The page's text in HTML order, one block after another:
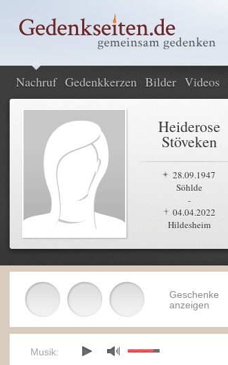
Nachruf Gedenkkerzen Bilder Videos
Heiderose
Stöveken
28.09.1947
Söhlde
-
04.04.2022
Hildesheim
Geschenke
anzeigen
Musik: